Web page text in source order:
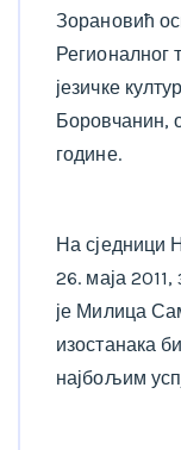
Зорановић
Регионалног
језичке
Боровчанин,
године.
На сједници
26. маја
је Милица
изостанака
најбољим